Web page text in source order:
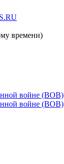
времени)
войне (ВОВ)
войне (ВОВ)